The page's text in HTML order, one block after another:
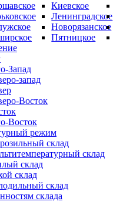
Киевское
Ленинградское
Новорязанское
Пятницкое
Запад
запад
Восток
Восток
режим
склад
склад
склад
склад
склад
склада